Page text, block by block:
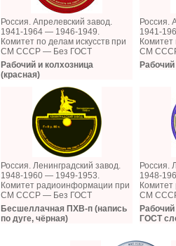
Россия. Апрелевский завод.
1941-1964 — 1946-1949.
Комитет по делам искусств при
СМ СССР — Без ГОСТ
Рабочий и колхозница
(красная)
Россия.
1941-
Комитет
СМ
Россия. Ленинградский завод.
1948-1960 — 1949-1953.
Комитет радиоинформации при
СМ СССР — Без ГОСТ
Бесшеллачная ПХВ-п (напись
по дуге, чёрная)
Россия.
1948-
СМ
ГОСТ